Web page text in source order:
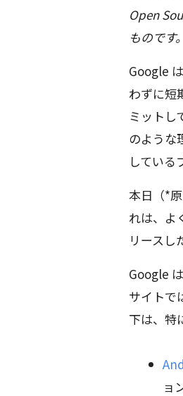
Open
ものです
Google
わずに短
ミットし
のような
している
本日（*
れは、よ
リースし
Google
サイトで
下は、特
ョ